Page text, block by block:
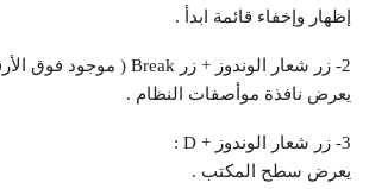
إظهار وإخفاء قائمة ابدأ .
2- زر شعار الوندوز + زر Break ( موجود فوق الأرقام) :
يعرض نافذة موأصفات النظام .
3- زر شعار الوندوز + D :
يعرض سطح المكتب .